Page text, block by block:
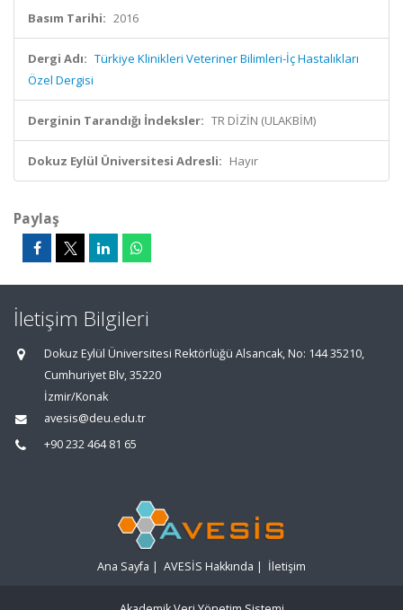
Basım Tarihi: 2016
Dergi Adı: Türkiye Klinikleri Veteriner Bilimleri-İç Hastalıkları
Özel Dergisi
Derginin Tarandığı İndeksler: TR DİZİN (ULAKBİM)
Dokuz Eylül Üniversitesi Adresli: Hayır
Paylaş
İletişim Bilgileri
Dokuz Eylül Üniversitesi Rektörlüğü Alsancak, No: 144 35210,
Cumhuriyet Blv, 35220
İzmir/Konak
avesis@deu.edu.tr
+90 232 464 81 65
Ana Sayfa | AVESİS Hakkında | İletişim